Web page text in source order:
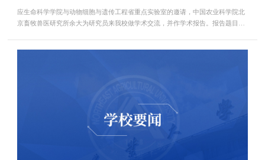
应生命科学学院与动物细胞与遗传工程省重点实验室的邀请，中国农业科学院北
京畜牧兽医研究所余大为研究员来我校做学术交流，并作学术报告。报告题目：